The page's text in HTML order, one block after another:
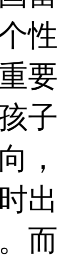
性
要
子
，
出
而